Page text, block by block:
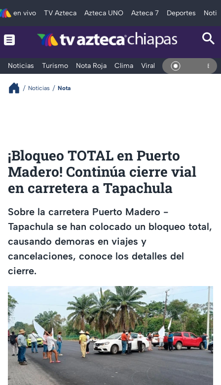
en vivo TV Azteca Azteca UNO Azteca 7 Deportes
Noticias Turismo Nota Roja Clima Viral y Tendencia En Vivo
Noticias Nota
¡Bloqueo TOTAL en Puerto
Madero! Continúa cierre vial
en carretera a Tapachula
Sobre la carretera Puerto Madero -
Tapachula se han colocado un bloqueo total,
causando demoras en viajes y
cancelaciones, conoce los detalles del
cierre.